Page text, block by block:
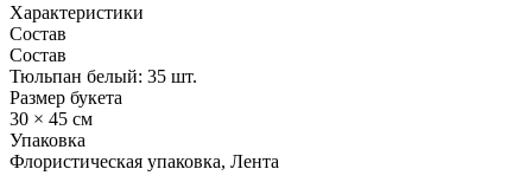
Характеристики
Состав
Состав
Тюльпан белый: 35 шт.
Размер букета
30 × 45 см
Упаковка
Флористическая упаковка, Лента